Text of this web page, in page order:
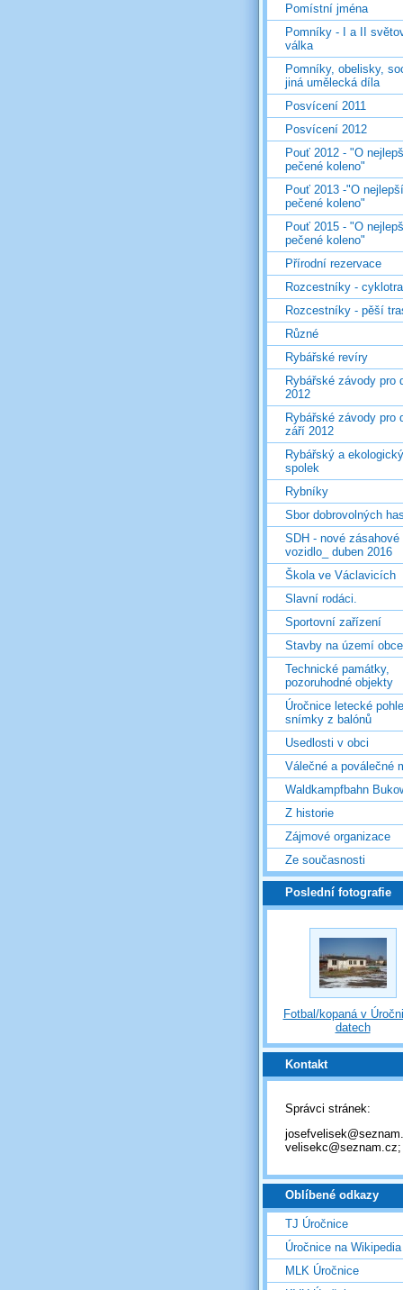
Pomístní jména
Pomníky - I a II
válka
Pomníky, obelisky,
jiná umělecká díla
Posvícení 2011
Posvícení 2012
Pouť 2012 - "O
pečené koleno"
Pouť 2013 -"O nejlepší
pečené koleno"
Pouť 2015 - "O
pečené koleno"
Přírodní rezervace
Rozcestníky -
Rozcestníky - pěší
Různé
Rybářské revíry
Rybářské závody pro
2012
Rybářské závody pro
září 2012
Rybářský a ekologický
spolek
Rybníky
Sbor dobrovolných
SDH - nové zásahové
vozidlo_ duben 2016
Škola ve Václavicích
Slavní rodáci.
Sportovní zařízení
Stavby na území obce
Technické památky,
pozoruhodné objekty
Úročnice letecké
snímky z balónů
Usedlosti v obci
Válečné a poválečné
Waldkampfbahn
Z historie
Zájmové organizace
Ze současnosti
Poslední fotografie
Fotbal/kopaná v
datech
Kontakt
Správci stránek:
velisekc@seznam.cz;
Oblíbené odkazy
TJ Úročnice
Úročnice na Wikipedia
MLK Úročnice